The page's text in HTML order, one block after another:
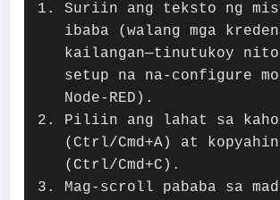
Suriin ang teksto ng
ibaba (walang mga
kailangan—tinutukoy nito
setup na na-configure
Node-RED).
Piliin ang lahat sa
(Ctrl/Cmd+A) at
(Ctrl/Cmd+C).
Mag-scroll pababa sa